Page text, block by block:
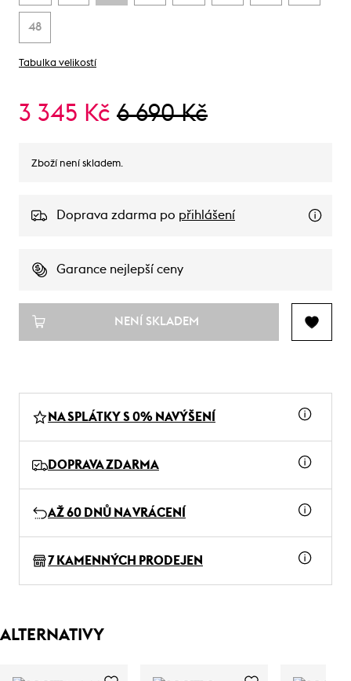
48
Tabulka velikostí
3 345 Kč 6 690 Kč
Zboží není skladem.
Doprava zdarma po přihlášení
Garance nejlepší ceny
NENÍ SKLADEM
NA SPLÁTKY S 0% NAVÝŠENÍ
DOPRAVA ZDARMA
AŽ 60 DNŮ NA VRÁCENÍ
7 KAMENNÝCH PRODEJEN
ALTERNATIVY